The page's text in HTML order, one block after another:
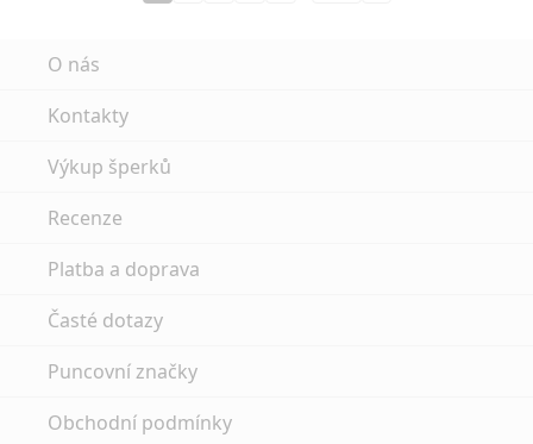
O nás
Kontakty
Výkup šperků
Recenze
Platba a doprava
Časté dotazy
Puncovní značky
Obchodní podmínky